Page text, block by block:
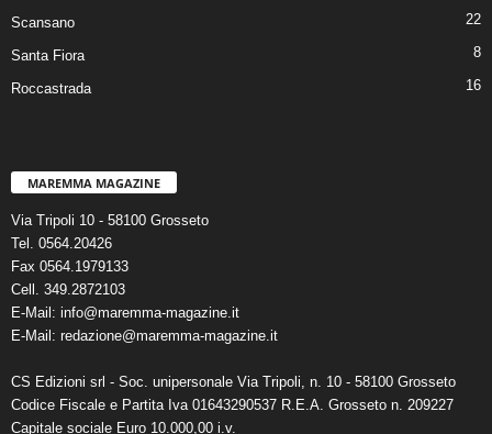
Scansano 22
Santa Fiora 8
Roccastrada 16
MAREMMA MAGAZINE
Via Tripoli 10 - 58100 Grosseto
Tel. 0564.20426
Fax 0564.1979133
Cell. 349.2872103
E-Mail: info@maremma-magazine.it
E-Mail: redazione@maremma-magazine.it
CS Edizioni srl - Soc. unipersonale Via Tripoli, n. 10 - 58100 Grosseto
Codice Fiscale e Partita Iva 01643290537 R.E.A. Grosseto n. 209227
Capitale sociale Euro 10.000,00 i.v.